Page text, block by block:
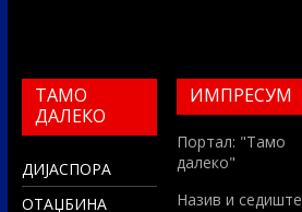
ТАМО
ДАЛЕКО
ДИЈАСПОРА
ОТАЏБИНА
ИМПРЕСУМ
Портал: "Тамо
далеко"
Назив и седиште